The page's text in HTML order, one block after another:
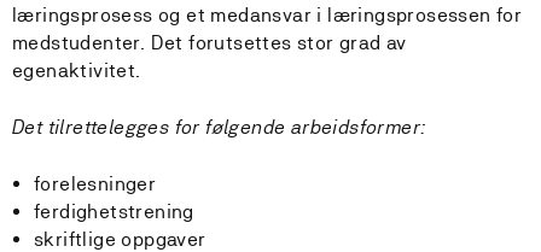
læringsprosess og et medansvar i læringsprosessen for
medstudenter. Det forutsettes stor grad av
egenaktivitet.
Det tilrettelegges for følgende arbeidsformer:
forelesninger
ferdighetstrening
skriftlige oppgaver